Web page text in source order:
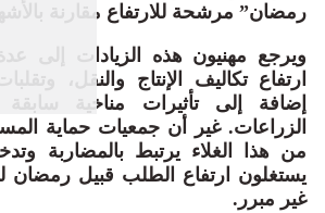
رمضان” مرشحة للارتفاع مقارنة
ويرجع مهنيون هذه الزيادات إلى
ارتفاع تكاليف الإنتاج والنقل،
إضافة إلى تأثيرات مناخية
الزراعات. غير أن جمعيات حماية
من هذا الغلاء يرتبط بالمضاربة
يستغلون ارتفاع الطلب قبيل رمضان
غير مبرر.